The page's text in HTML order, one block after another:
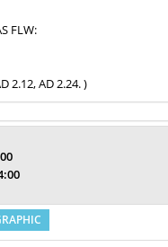
FLW:
2.12, AD 2.24. )